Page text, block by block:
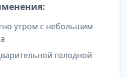
утром с небольшим
голодной